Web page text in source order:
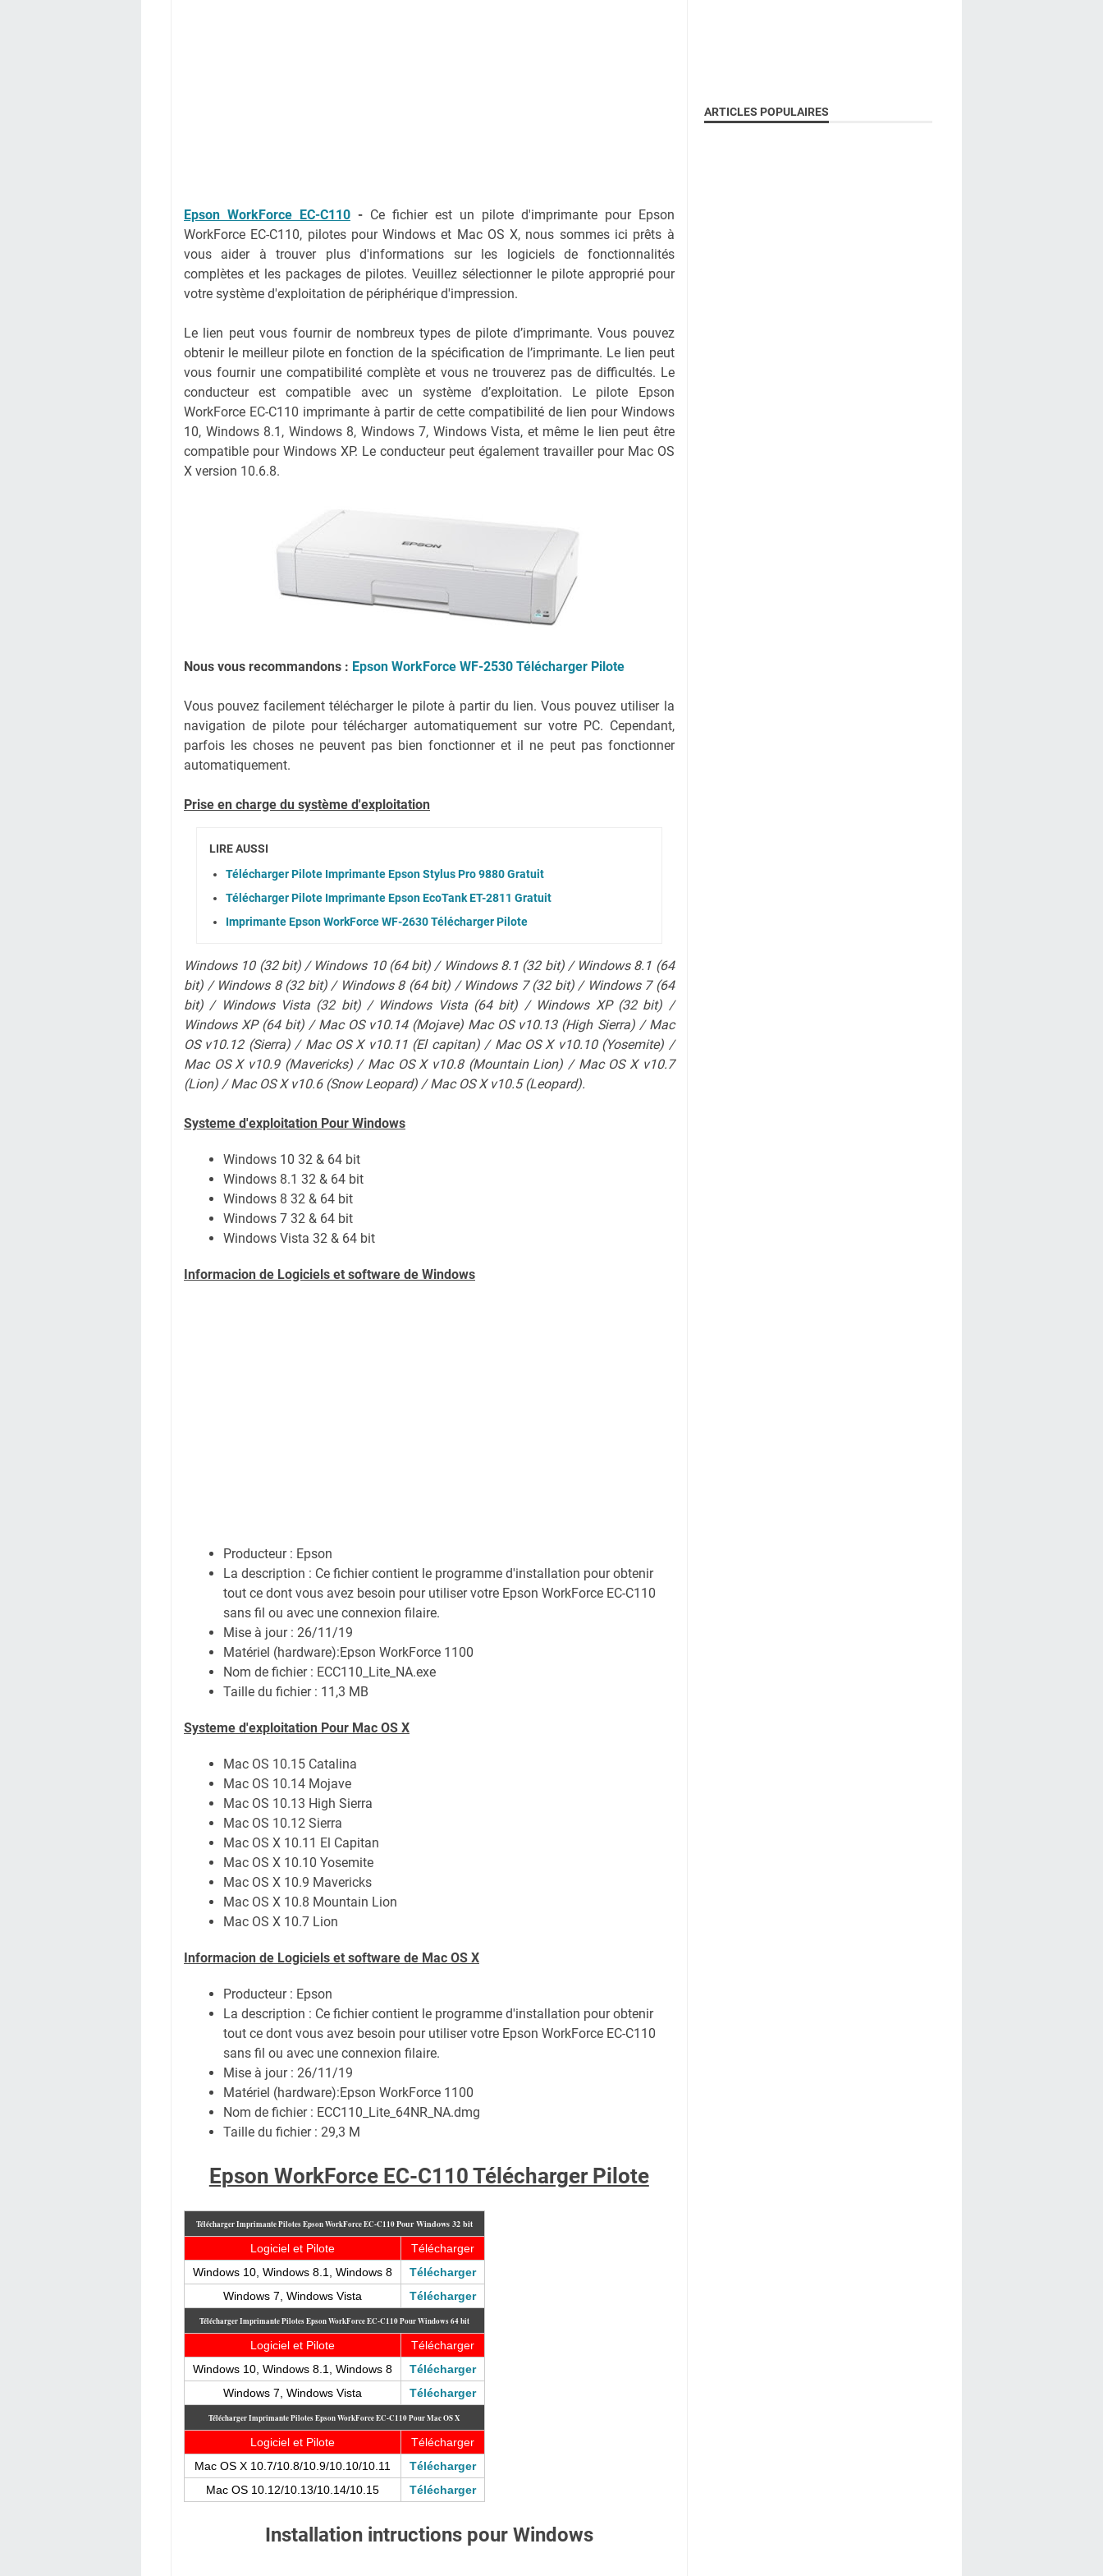
Epson WorkForce EC-C110- Ce fichier est un pilote d'imprimante pour Epson
WorkForce EC-C110, pilotes pour Windows et Mac OS X, nous sommes ici prêts à
vous aider à trouver plus d'informations sur les logiciels de fonctionnalités
complètes et les packages de pilotes. Veuillez sélectionner le pilote approprié pour
votre système d'exploitation de périphérique d'impression.
Le lien peut vous fournir de nombreux types de pilote d’imprimante. Vous pouvez
obtenir le meilleur pilote en fonction de la spécification de l’imprimante. Le lien peut
vous fournir une compatibilité complète et vous ne trouverez pas de difficultés. Le
conducteur est compatible avec un système d’exploitation. Le pilote Epson
WorkForce EC-C110 imprimante à partir de cette compatibilité de lien pour Windows
10, Windows 8.1, Windows 8, Windows 7, Windows Vista, et même le lien peut être
compatible pour Windows XP. Le conducteur peut également travailler pour Mac OS
X version 10.6.8.
Nous vous recommandons : Epson WorkForce WF-2530 Télécharger Pilote
Vous pouvez facilement télécharger le pilote à partir du lien. Vous pouvez utiliser la
navigation de pilote pour télécharger automatiquement sur votre PC. Cependant,
parfois les choses ne peuvent pas bien fonctionner et il ne peut pas fonctionner
automatiquement.
Prise en charge du système d'exploitation
LIRE AUSSI
Télécharger Pilote Imprimante Epson Stylus Pro 9880 Gratuit
Télécharger Pilote Imprimante Epson EcoTank ET-2811 Gratuit
Imprimante Epson WorkForce WF-2630 Télécharger Pilote
Windows 10 (32 bit) / Windows 10 (64 bit) / Windows 8.1 (32 bit) / Windows 8.1 (64
bit) / Windows 8 (32 bit) / Windows 8 (64 bit) / Windows 7 (32 bit) / Windows 7 (64
bit) / Windows Vista (32 bit) / Windows Vista (64 bit) / Windows XP (32 bit) /
Windows XP (64 bit) / Mac OS v10.14 (Mojave) Mac OS v10.13 (High Sierra) / Mac
OS v10.12 (Sierra) / Mac OS X v10.11 (El capitan) / Mac OS X v10.10 (Yosemite) /
Mac OS X v10.9 (Mavericks) / Mac OS X v10.8 (Mountain Lion) / Mac OS X v10.7
(Lion) / Mac OS X v10.6 (Snow Leopard) / Mac OS X v10.5 (Leopard).
Systeme d'exploitation Pour Windows
Windows 10 32 & 64 bit
Windows 8.1 32 & 64 bit
Windows 8 32 & 64 bit
Windows 7 32 & 64 bit
Windows Vista 32 & 64 bit
Informacion de Logiciels et software de Windows
Producteur : Epson
La description : Ce fichier contient le programme d'installation pour obtenir
tout ce dont vous avez besoin pour utiliser votre Epson WorkForce EC-C110
sans fil ou avec une connexion filaire.
Mise à jour : 26/11/19
Matériel (hardware):Epson WorkForce 1100
Nom de fichier : ECC110_Lite_NA.exe
Taille du fichier : 11,3 MB
Systeme d'exploitation Pour Mac OS X
Mac OS 10.15 Catalina
Mac OS 10.14 Mojave
Mac OS 10.13 High Sierra
Mac OS 10.12 Sierra
Mac OS X 10.11 El Capitan
Mac OS X 10.10 Yosemite
Mac OS X 10.9 Mavericks
Mac OS X 10.8 Mountain Lion
Mac OS X 10.7 Lion
Informacion de Logiciels et software de Mac OS X
Producteur : Epson
La description : Ce fichier contient le programme d'installation pour obtenir
tout ce dont vous avez besoin pour utiliser votre Epson WorkForce EC-C110
sans fil ou avec une connexion filaire.
Mise à jour : 26/11/19
Matériel (hardware):Epson WorkForce 1100
Nom de fichier : ECC110_Lite_64NR_NA.dmg
Taille du fichier : 29,3 M
Epson WorkForce EC-C110 Télécharger Pilote
Télécharger Imprimante Pilotes Epson WorkForce EC-C110PourWindows 32 bit
Logiciel et Pilote
Télécharger
Windows 10, Windows 8.1, Windows 8
Télécharger
Windows 7, Windows Vista
Télécharger
Télécharger Imprimante Pilotes Epson WorkForce EC-C110Pour Windows 64 bit
Logiciel et Pilote
Télécharger
Windows 10, Windows 8.1, Windows 8
Télécharger
Windows 7, Windows Vista
Télécharger
Télécharger Imprimante Pilotes Epson WorkForce EC-C110Pour Mac OS X
Logiciel et Pilote
Télécharger
Mac OS X 10.7/10.8/10.9/10.10/10.11
Télécharger
Mac OS 10.12/10.13/10.14/10.15
Télécharger
Installation intructions pour Windows
ARTICLES POPULAIRES